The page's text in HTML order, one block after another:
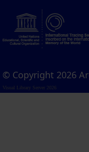
© Copyright 2026
Visual Library Server 2026